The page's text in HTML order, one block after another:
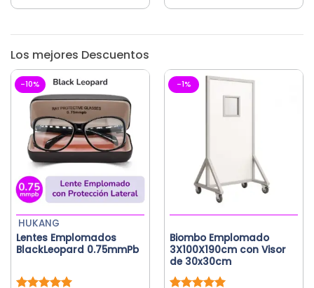
Los mejores Descuentos
-10%
Lentes Emplomados
BlackLeopard 0.75mmPb
HUKANG
-1%
Biombo Emplomado
3X100X190cm con Visor
de 30x30cm